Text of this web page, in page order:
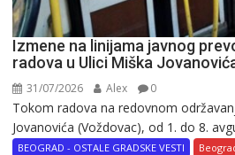
Izmene na linijama javnog
radova u Ulici Miška
31/07/2026 Alex 0
Tokom radova na redovnom
Jovanovića (Voždovac), od 1. do 8.
BEOGRAD - OSTALE GRADSKE VESTI